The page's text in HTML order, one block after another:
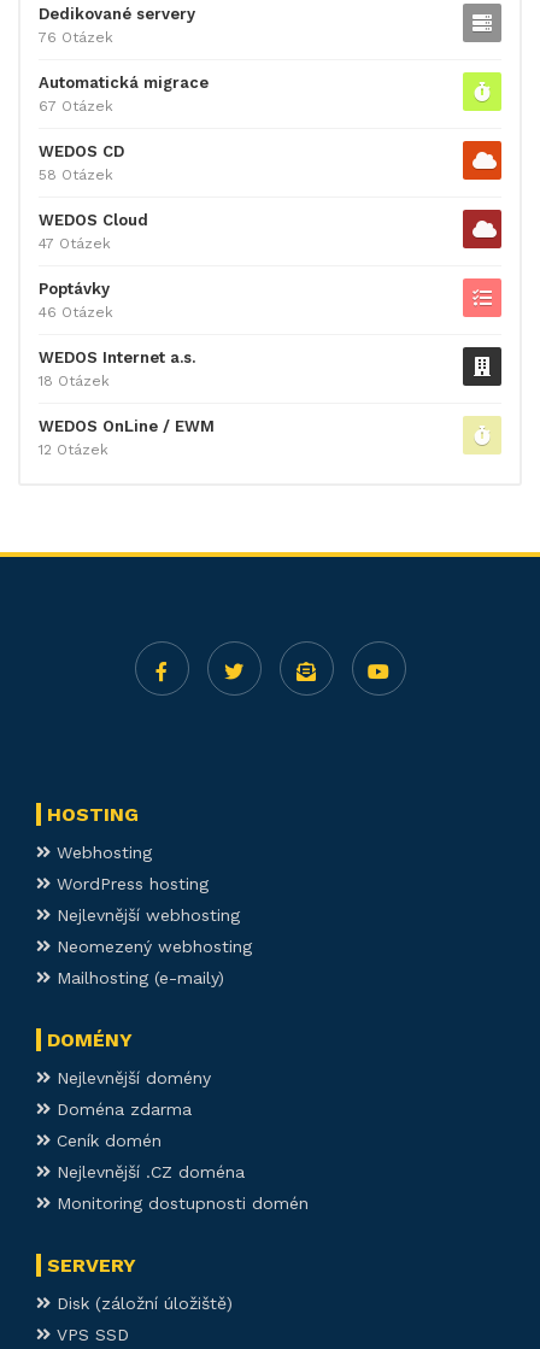
Dedikované servery
76 Otázek
Automatická migrace
67 Otázek
WEDOS CD
58 Otázek
WEDOS Cloud
47 Otázek
Poptávky
46 Otázek
WEDOS Internet a.s.
18 Otázek
WEDOS OnLine / EWM
12 Otázek
HOSTING
Webhosting
WordPress hosting
Nejlevnější webhosting
Neomezený webhosting
Mailhosting (e-maily)
DOMÉNY
Nejlevnější domény
Doména zdarma
Ceník domén
Nejlevnější .CZ doména
Monitoring dostupnosti domén
SERVERY
Disk (záložní úložiště)
VPS SSD